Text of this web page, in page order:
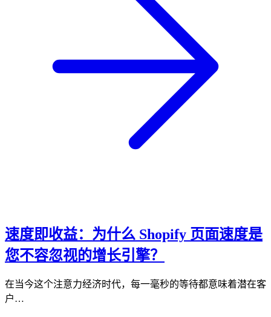
速度即收益：为什么 Shopify 页面速度是
您不容忽视的增长引擎？
在当今这个注意力经济时代，每一毫秒的等待都意味着潜在客
户…